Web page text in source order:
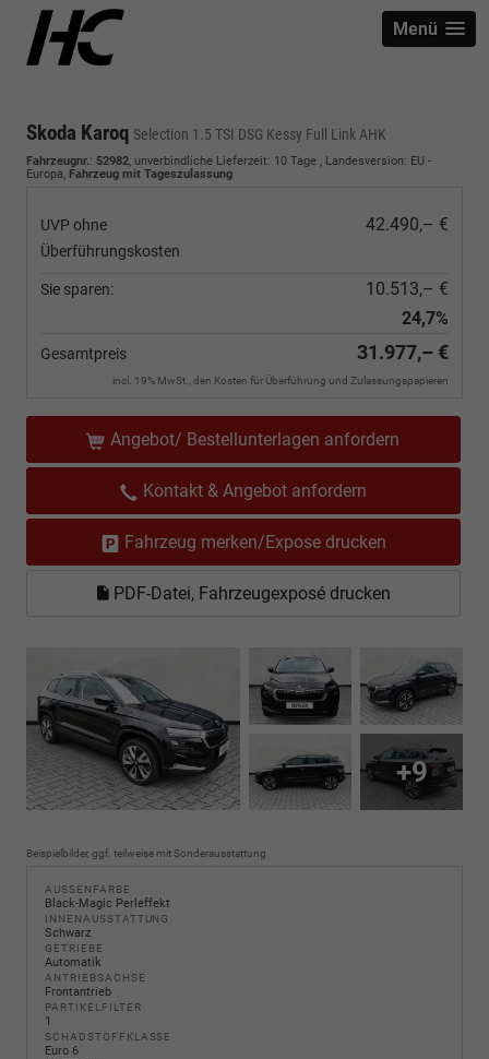
Menü
Skoda Karoq Selection 1.5 TSI DSG Kessy Full Link AHK
Fahrzeugnr.: 52982, unverbindliche Lieferzeit: 10 Tage , Landesversion: EU -
Europa, Fahrzeug mit Tageszulassung
UVP ohne
Überführungskosten
42.490,– €
Sie sparen:
10.513,– €
24,7%
Gesamtpreis 31.977,– €
incl. 19% MwSt., den Kosten für Überführung und Zulassungspapieren
Angebot/ Bestellunterlagen anfordern
Kontakt & Angebot anfordern
Fahrzeug merken/Expose drucken
PDF-Datei, Fahrzeugexposé drucken
+9
Beispielbilder, ggf. teilweise mit Sonderausstattung
AUSSENFARBE
Black-Magic Perleffekt
INNENAUSSTATTUNG
Schwarz
GETRIEBE
Automatik
ANTRIEBSACHSE
Frontantrieb
PARTIKELFILTER
1
SCHADSTOFFKLASSE
Euro 6